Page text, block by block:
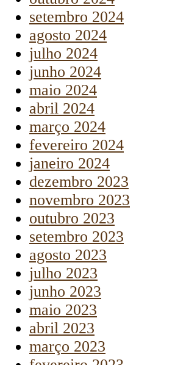
setembro 2024
agosto 2024
julho 2024
junho 2024
maio 2024
abril 2024
março 2024
fevereiro 2024
janeiro 2024
dezembro 2023
novembro 2023
outubro 2023
setembro 2023
agosto 2023
julho 2023
junho 2023
maio 2023
abril 2023
março 2023